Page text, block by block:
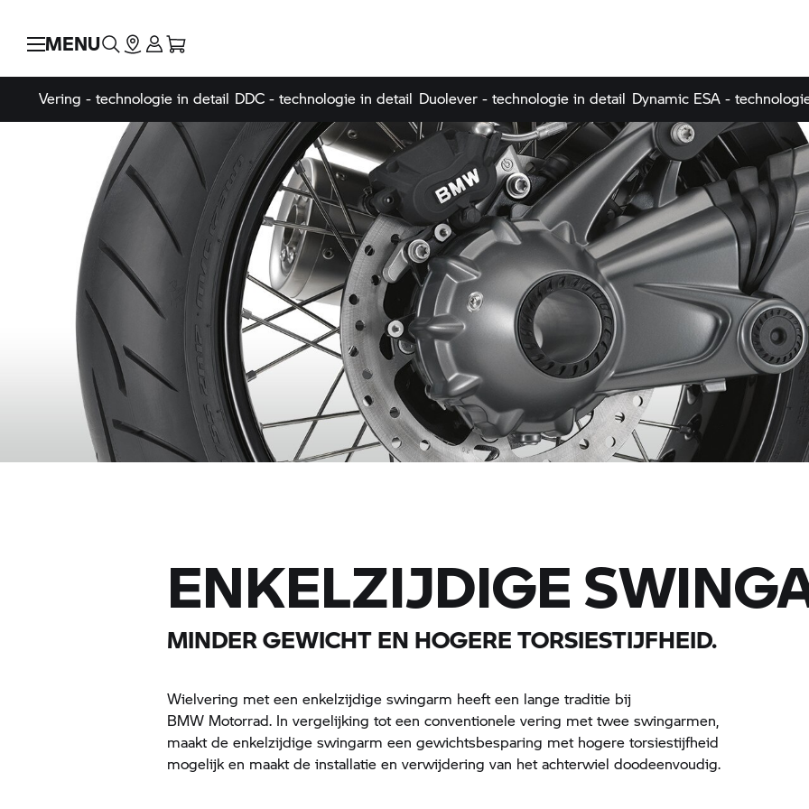
MENU
Vering - technologie in detail DDC - technologie in detail Duolever - technologie in detail Dynamic ESA -
ENKELZIJDIGE
MINDER GEWICHT EN HOGERE TORSIESTIJFHEID.
Wielvering met een enkelzijdige swingarm heeft een lange traditie bij
BMW Motorrad. In vergelijking tot een conventionele vering met twee swingarmen,
maakt de enkelzijdige swingarm een gewichtsbesparing met hogere torsiestijfheid
mogelijk en maakt de installatie en verwijdering van het achterwiel doodeenvoudig.